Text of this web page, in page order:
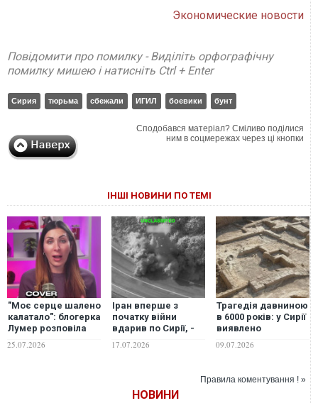
Экономические новости
Повідомити про помилку - Виділіть орфографічну
помилку мишею і натисніть Ctrl + Enter
Сирия тюрьма сбежали ИГИЛ боевики бунт
Сподобався матеріал? Сміливо поділися
ним в соцмережах через ці кнопки
ІНШІ НОВИНИ ПО ТЕМІ
"Моє серце шалено
калатало": блогерка
Лумер розповіла
про пережиту
повітряну тривогу
25.07.2026
Іран вперше з
початку війни
вдарив по Сирії, -
Reuters
17.07.2026
Трагедія давниною
в 6000 років: у Сирії
виявлено
найдавніші сліди
насилля над
09.07.2026
Правила коментування ! »
НОВИНИ